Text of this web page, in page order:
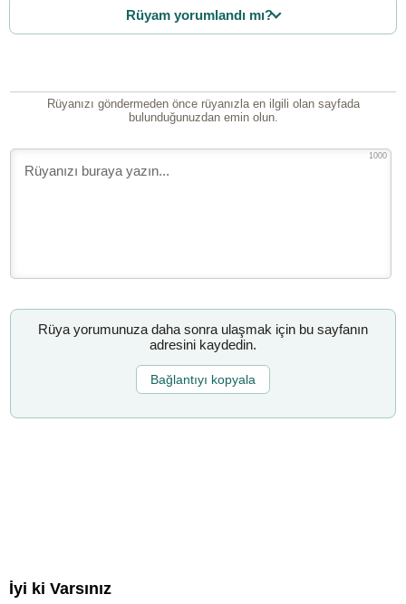
Rüyam yorumlandı mı?
Rüyanızı göndermeden önce rüyanızla en ilgili olan sayfada
bulunduğunuzdan emin olun.
1000
Rüya yorumunuza daha sonra ulaşmak için bu sayfanın
adresini kaydedin.
Bağlantıyı kopyala
İyi ki Varsınız